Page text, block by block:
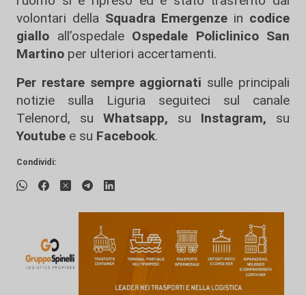
volontari della Squadra Emergenze in codice
giallo all’ospedale Ospedale Policlinico San
Martino per ulteriori accertamenti.
Per restare sempre aggiornati sulle principali
notizie sulla Liguria seguiteci sul canale
Telenord, su
Whatsapp, su Instagram, su
Youtube e su Facebook.
Condividi: